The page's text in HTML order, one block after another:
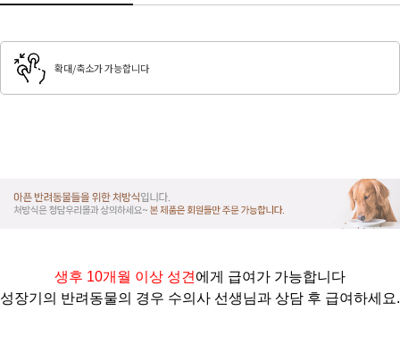
확대/축소가 가능합니다
생후 10개월 이상 성견 에게 급여가 가능합니다
성장기의 반려동물의 경우 수의사 선생님과 상담 후 급여하세요.